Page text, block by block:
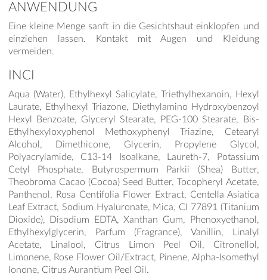
ANWENDUNG
Eine kleine Menge sanft in die Gesichtshaut einklopfen und
einziehen lassen. Kontakt mit Augen und Kleidung
vermeiden.
INCI
Aqua (Water), Ethylhexyl Salicylate, Triethylhexanoin, Hexyl
Laurate, Ethylhexyl Triazone, Diethylamino Hydroxybenzoyl
Hexyl Benzoate, Glyceryl Stearate, PEG-100 Stearate, Bis-
Ethylhexyloxyphenol Methoxyphenyl Triazine, Cetearyl
Alcohol, Dimethicone, Glycerin, Propylene Glycol,
Polyacrylamide, C13-14 Isoalkane, Laureth-7, Potassium
Cetyl Phosphate, Butyrospermum Parkii (Shea) Butter,
Theobroma Cacao (Cocoa) Seed Butter, Tocopheryl Acetate,
Panthenol, Rosa Centifolia Flower Extract, Centella Asiatica
Leaf Extract, Sodium Hyaluronate, Mica, CI 77891 (Titanium
Dioxide), Disodium EDTA, Xanthan Gum, Phenoxyethanol,
Ethylhexylglycerin, Parfum (Fragrance), Vanillin, Linalyl
Acetate, Linalool, Citrus Limon Peel Oil, Citronellol,
Limonene, Rose Flower Oil/Extract, Pinene, Alpha-Isomethyl
Ionone, Citrus Aurantium Peel Oil.